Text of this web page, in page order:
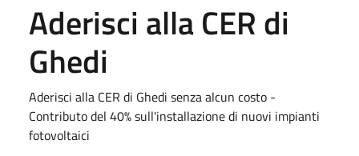
Aderisci alla CER di
Ghedi
Aderisci alla CER di Ghedi senza alcun costo -
Contributo del 40% sull'installazione di nuovi impianti
fotovoltaici